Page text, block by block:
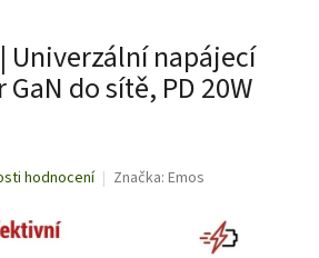
Univerzální napájecí
GaN do sítě, PD 20W
hodnocení Značka: Emos